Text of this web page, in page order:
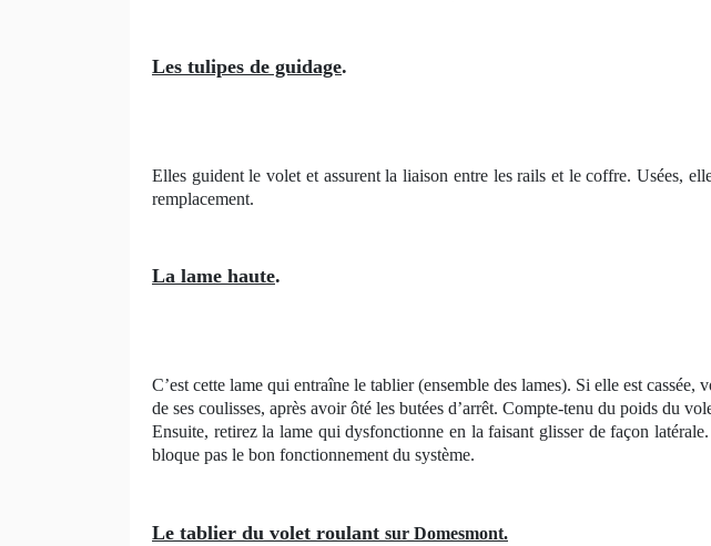
Les tulipes de guidage.
Elles guident le volet et assurent la liaison entre les rails et le coffre. Usées,
remplacement.
La lame haute.
C’est cette lame qui entraîne le tablier (ensemble des lames). Si elle est
de ses coulisses, après avoir ôté les butées d’arrêt. Compte-tenu du poids du
Ensuite, retirez la lame qui dysfonctionne en la faisant glisser de façon
bloque pas le bon fonctionnement du système.
Le tablier du volet roulant sur Domesmont.